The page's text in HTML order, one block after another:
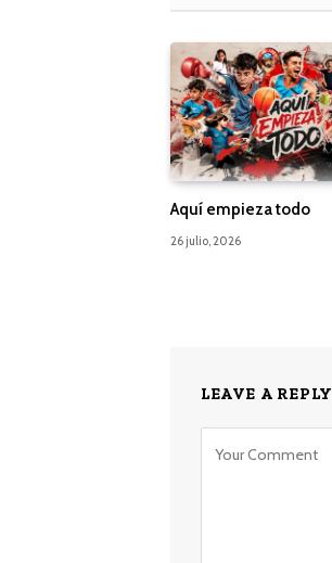
Aquí empieza todo
26 julio, 2026
LEAVE A REPLY